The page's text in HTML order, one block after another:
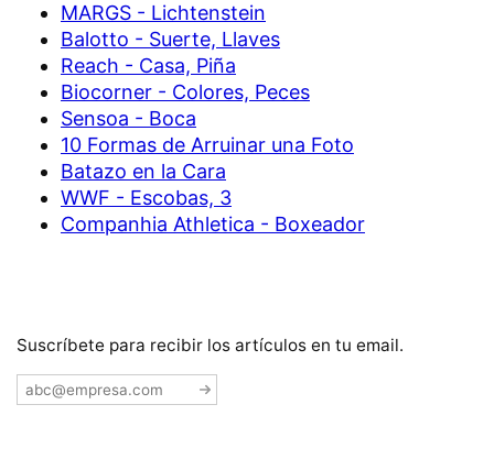
MARGS - Lichtenstein
Balotto - Suerte, Llaves
Reach - Casa, Piña
Biocorner - Colores, Peces
Sensoa - Boca
10 Formas de Arruinar una Foto
Batazo en la Cara
WWF - Escobas, 3
Companhia Athletica - Boxeador
Suscríbete para recibir los artículos en tu email.